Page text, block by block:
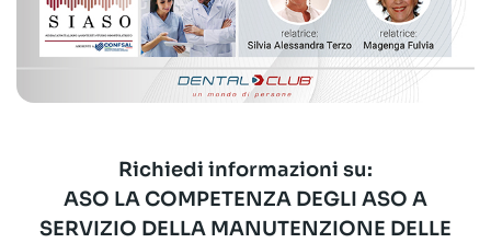
Richiedi informazioni su:
ASO LA COMPETENZA DEGLI ASO A
SERVIZIO DELLA MANUTENZIONE DELLE